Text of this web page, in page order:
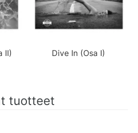
II) Dive In (Osa I)
tuotteet